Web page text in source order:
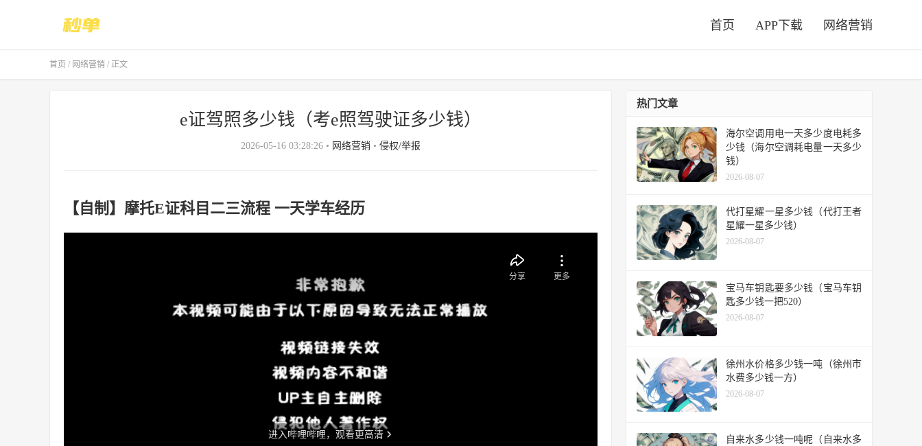
首页 APP下载 网络营销
首页 / 网络营销 / 正文
e证驾照多少钱（考e照驾驶证多少钱）
2026-05-16 03:28:26 • 网络营销 • 侵权/举报
【自制】摩托E证科目二三流程 一天学车经历
热门文章
海尔空调用电一天多少度电耗多
少钱（海尔空调耗电量一天多少
钱）
2026-08-07
代打星耀一星多少钱（代打王者
星耀一星多少钱）
2026-08-07
宝马车钥匙要多少钱（宝马车钥
匙多少钱一把520）
2026-08-07
徐州水价格多少钱一吨（徐州市
水费多少钱一方）
2026-08-07
自来水多少钱一吨呢（自来水多